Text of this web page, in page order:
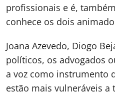
profissionais e é,
conhece os dois
Joana Azevedo, Diogo
políticos, os advogados
a voz como instrumento
estão mais vulneráveis a